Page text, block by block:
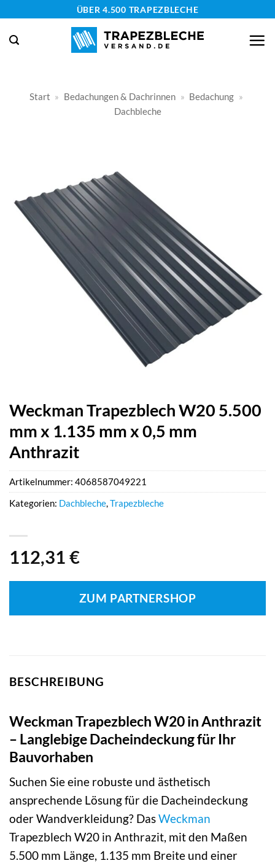
springen
ÜBER 4.500 TRAPEZBLECHE
Start » Bedachungen & Dachrinnen » Bedachung »
Dachbleche
Weckman Trapezblech W20 5.500
mm x 1.135 mm x 0,5 mm
Anthrazit
112,31 €
ZUM PARTNERSHOP
Artikelnummer: 4068587049221
Kategorien: Dachbleche,Trapezbleche
BESCHREIBUNG
Weckman Trapezblech W20 in Anthrazit
– Langlebige Dacheindeckung für Ihr
Bauvorhaben
Suchen Sie eine robuste und ästhetisch
ansprechende Lösung für die Dacheindeckung
oder Wandverkleidung? DasWeckman
Trapezblech W20 in Anthrazit, mit den Maßen
5.500 mm Länge, 1.135 mm Breite und einer